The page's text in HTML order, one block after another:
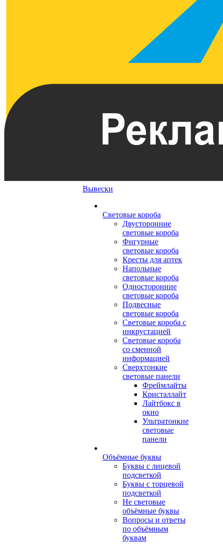
Вывески
Световые короба
Двусторонние
световые короба
Фигурные
световые короба
Кресты для аптек
Напольные
световые короба
Односторонние
световые короба
Подвесные
световые короба
Световые короба с
инкрустацией
Световые короба
со сменной
информацией
Сверхтонкие
световые панели
Фреймлайты
Кристаллайт
Лайтбокс в
окно
Ультратонкие
световые
панели
Объёмные буквы
Буквы с лицевой
подсветкой
Буквы с торцевой
подсветкой
Не световые
объёмные буквы
Вопросы и ответы
по объёмным
буквам